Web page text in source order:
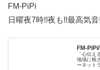
FM-PiPi
日曜夜7時!!夜も!!最高気音
FM-
「心伝え
地域に根
ーネット